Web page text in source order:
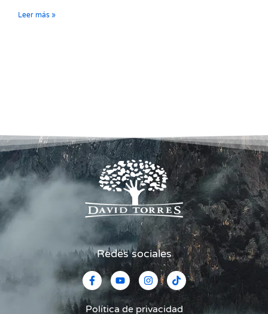
Leer más »
Redes sociales
Política de privacidad